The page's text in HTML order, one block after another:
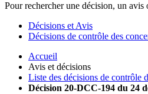
Pour rechercher une décision, un
Décisions et Avis
Décisions de contrôle des
Accueil
Avis et décisions
Liste des décisions de contrôle
Décision 20-DCC-194 du 24